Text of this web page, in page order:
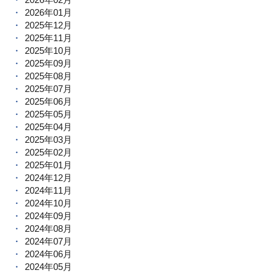
2026年01月
2025年12月
2025年11月
2025年10月
2025年09月
2025年08月
2025年07月
2025年06月
2025年05月
2025年04月
2025年03月
2025年02月
2025年01月
2024年12月
2024年11月
2024年10月
2024年09月
2024年08月
2024年07月
2024年06月
2024年05月